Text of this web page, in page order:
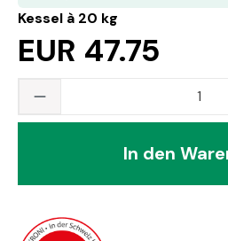
Kessel à 20 kg
EUR 47.75
Produkt Anzahl: Gib
In den